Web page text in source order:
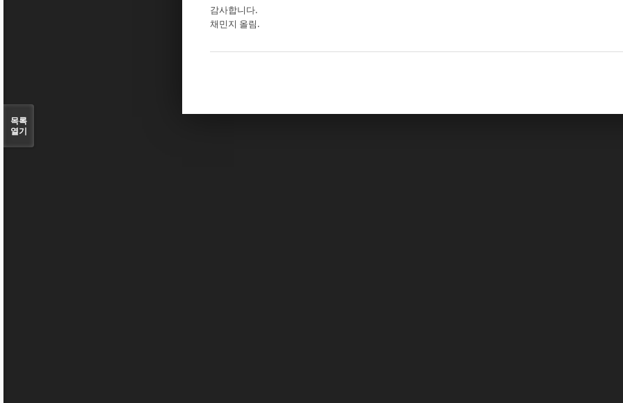
감사합니다.
채민지 올림.
목록
열기